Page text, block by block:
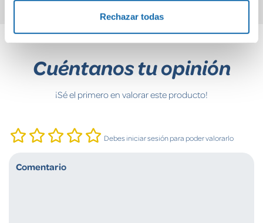
Rechazar todas
Cuéntanos tu opinión
¡Sé el primero en valorar este producto!
Debes iniciar sesión para poder valorarlo